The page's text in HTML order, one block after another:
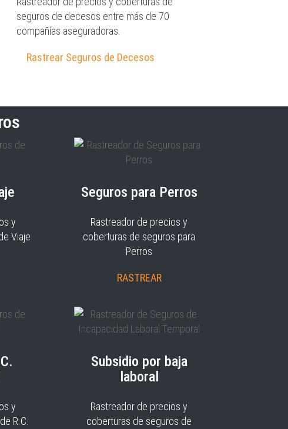
seguros de decesos entre más de 70
compañías aseguradoras.
Rastrear Seguros de Decesos
y
Viaje
Seguros para Perros
Rastreador de precios y
coberturas de seguros para
Perros
RASTREAR
y
R.C.
Subsidio por baja
laboral
Rastreador de precios y
coberturas de seguros de